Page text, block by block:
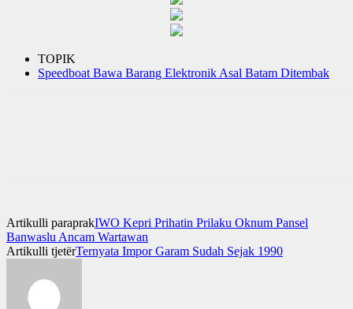
TOPIK
Speedboat Bawa Barang Elektronik Asal Batam Ditembak
Artikulli paraprakIWO Kepri Prihatin Prilaku Oknum Pansel
Banwaslu Ancam Wartawan
Artikulli tjetërTernyata Impor Garam Sudah Sejak 1990